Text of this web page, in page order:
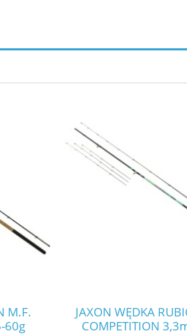
M.F.
60g
JAXON WĘDKA
COMPETITION